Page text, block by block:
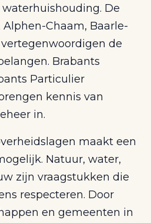
De
Chaam, Baarle-
de
Brabants
Particulier
kennis van
in.
maakt een
Natuur, water,
zijn vraagstukken die
respecteren. Door
en gemeenten in